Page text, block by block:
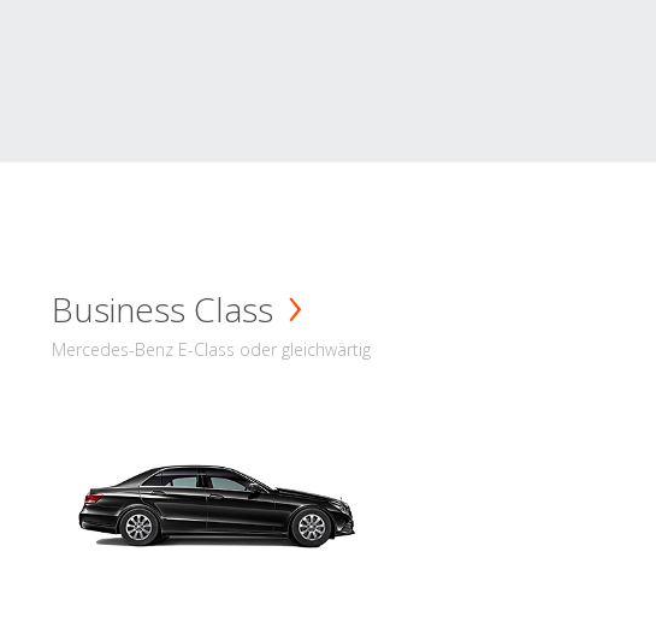
Business Class
Mercedes-Benz E-Class oder gleichwärtig